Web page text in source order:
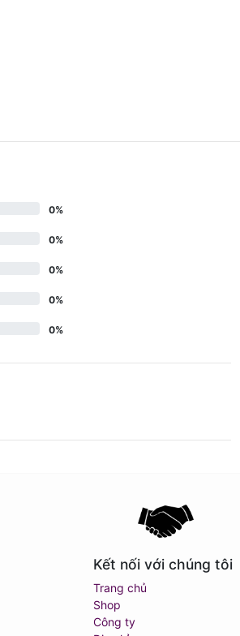
0%
0%
0%
0%
0%
Kết nối với chúng tôi
Trang chủ
Shop
Công ty